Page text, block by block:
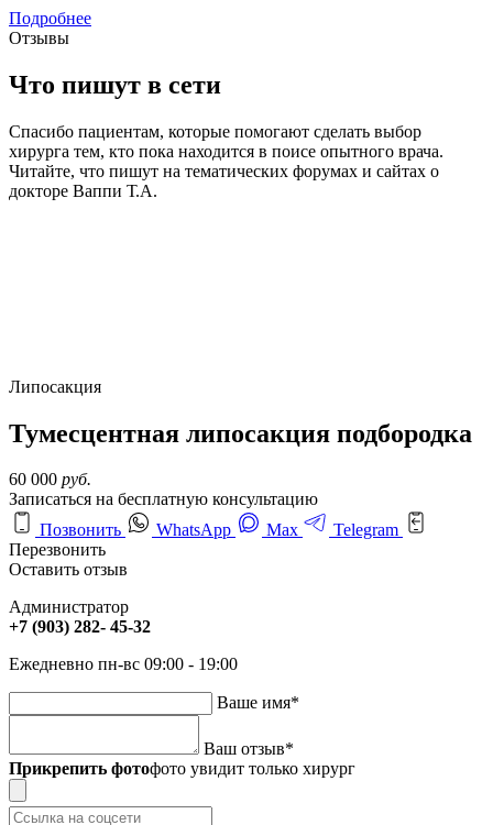
Подробнее
Отзывы
Что пишут в сети
Спасибо пациентам, которые помогают сделать выбор
хирурга тем, кто пока находится в поисе опытного врача.
Читайте, что пишут на тематических форумах и сайтах о
докторе Ваппи Т.А.
Липосакция
Тумесцентная липосакция подбородка
60 000 руб.
Записаться на бесплатную консультацию
Позвонить
WhatsApp Max
Telegram
Перезвонить
Оставить отзыв
Администратор
+7 (903) 282- 45-32
Ежедневно пн-вс 09:00 - 19:00
Ваше имя*
Ваш отзыв*
Прикрепить фотофото увидит только хирург